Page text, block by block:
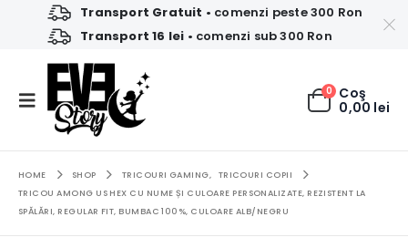
Transport Gratuit • comenzi peste 300 Ron
Transport 16 lei • comenzi sub 300 Ron
0 Coş
0,00 lei
HOME SHOP TRICOURI GAMING,
TRICOURI COPII
TRICOU AMONG US HEX CU NUME ȘI CULOARE PERSONALIZATE, REZISTENT LA
SPĂLĂRI, REGULAR FIT, BUMBAC 100%, CULOARE ALB/NEGRU